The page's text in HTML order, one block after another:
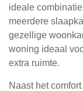
ideale
meerdere
gezellige
woning ideaal
extra ruimte.
Naast het